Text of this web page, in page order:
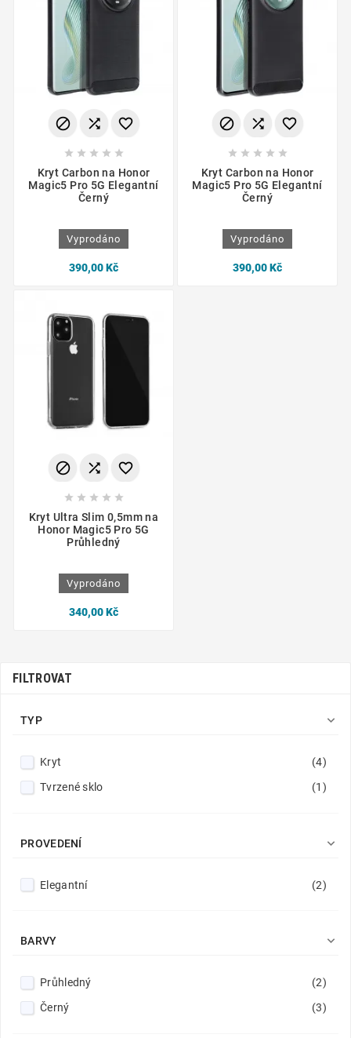
  
    
Kryt Carbon na Honor
Magic5 Pro 5G Elegantní
Černý
Vyprodáno
390,00 Kč
  
    
Kryt Carbon na Honor
Magic5 Pro 5G Elegantní
Černý
Vyprodáno
390,00 Kč
  
    
Kryt Ultra Slim 0,5mm na
Honor Magic5 Pro 5G
Průhledný
Vyprodáno
340,00 Kč
FILTROVAT
TYP 
Kryt
(4)
Tvrzené sklo
(1)
PROVEDENÍ 
Elegantní (2)
BARVY 
Průhledný
(2)
Černý
(3)